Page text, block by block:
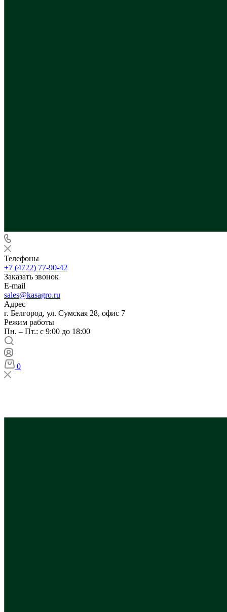
Телефоны
+7 (4722) 77-90-42
Заказать звонок
E-mail
sales@kasagro.ru
Адрес
г. Белгород, ул. Сумская 28, офис 7
Режим работы
Пн. – Пт.: с 9:00 до 18:00
0